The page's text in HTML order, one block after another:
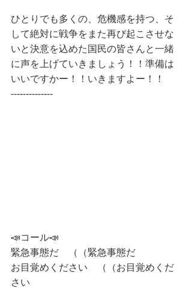
ひとりでも多くの、危機感を持つ、そ
して絶対に戦争をまた再び起こさせな
いと決意を込めた国民の皆さんと一緒
に声を上げていきましょう！！準備は
いいですかー！！いきますよー！！
--------------
📣コール📣
緊急事態だ　（（緊急事態だ
お目覚めください　（（お目覚めくだ
さい